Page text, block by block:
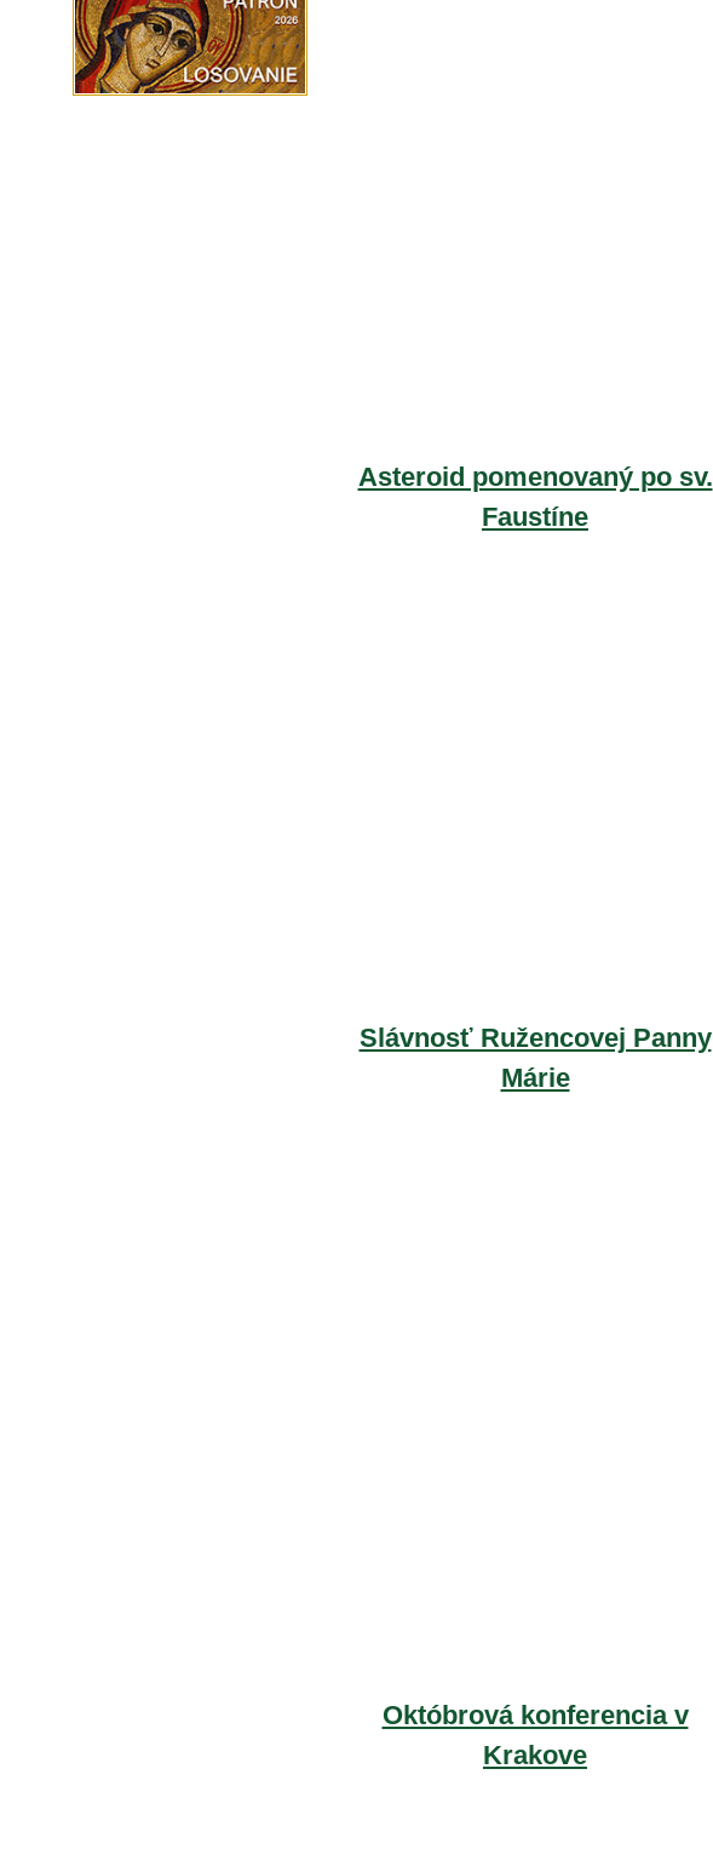
Asteroid pomenovaný po sv.
Faustíne
Slávnosť Ružencovej Panny
Márie
Októbrová konferencia v
Krakove